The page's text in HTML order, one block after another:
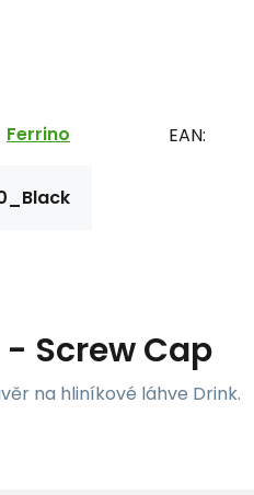
Ferrino EAN:
- Screw Cap
na hliníkové láhve Drink.